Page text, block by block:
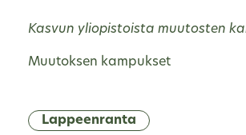
Kasvun yliopistoista muutosten
Muutoksen kampukset
Lappeenranta